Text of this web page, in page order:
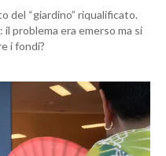
“giardino” riqualificato.
problema era emerso ma si
i fondi?